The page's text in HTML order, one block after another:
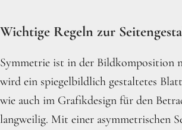
Wichtige Regeln zur
Symmetrie ist in der Bildkomposition
wird ein spiegelbildlich gestaltetes
wie auch im Grafikdesign für den
langweilig. Mit einer asymmetrischen